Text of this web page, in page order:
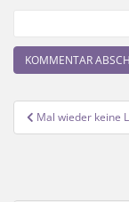
Mal wieder keine